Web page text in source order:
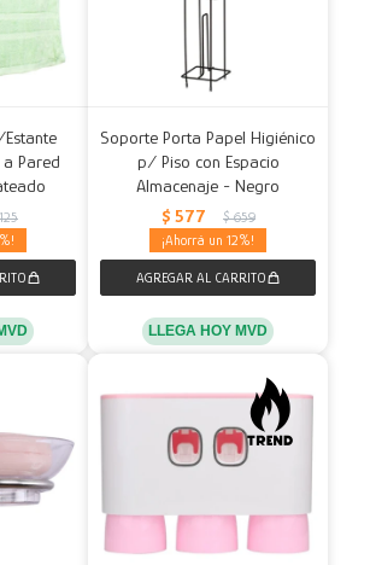
Pared
Soporte Porta Papel Higiénico
p/ Piso con Espacio
Almacenaje - Negro
$ 577 $ 659
12
LLEGA HOY MVD